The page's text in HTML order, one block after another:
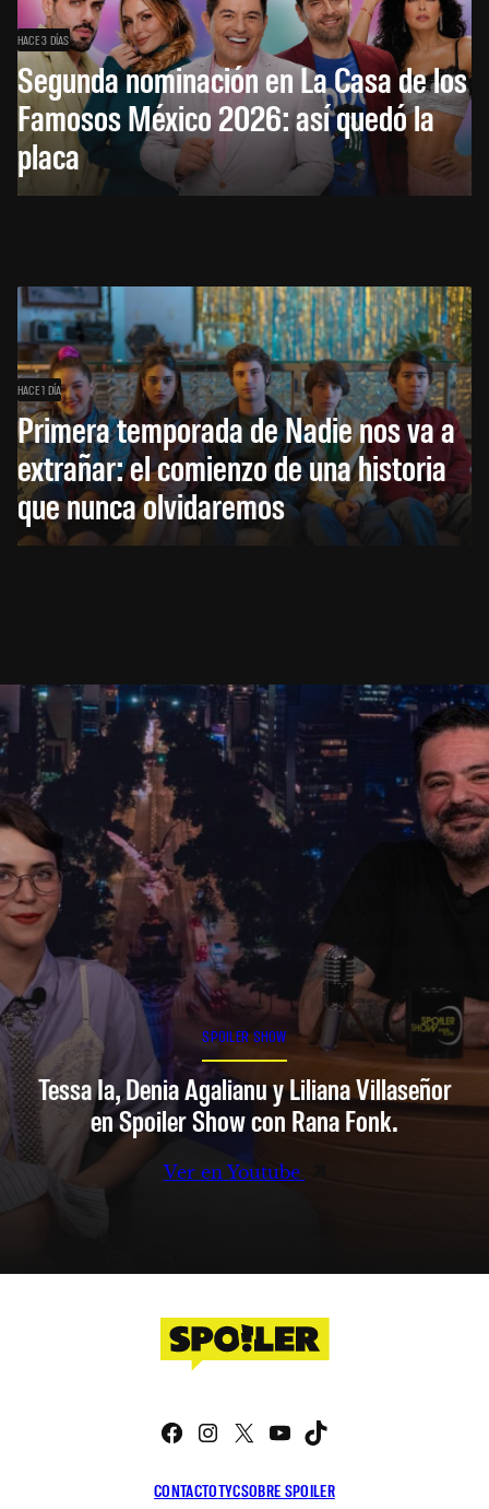
HACE 3 DÍAS
Segunda nominación en La Casa de los
Famosos México 2026: así quedó la
placa
HACE 1 DÍA
Primera temporada de Nadie nos va a
extrañar: el comienzo de una historia
que nunca olvidaremos
SPOILER SHOW
Tessa Ia, Denia Agalianu y Liliana Villaseñor
en Spoiler Show con Rana Fonk.
Ver en Youtube
CONTACTOTYCSOBRE SPOILER
Facebook
Instagram
X YouTube